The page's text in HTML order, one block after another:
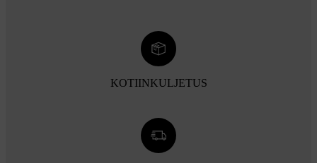
KOTIINKULJETUS